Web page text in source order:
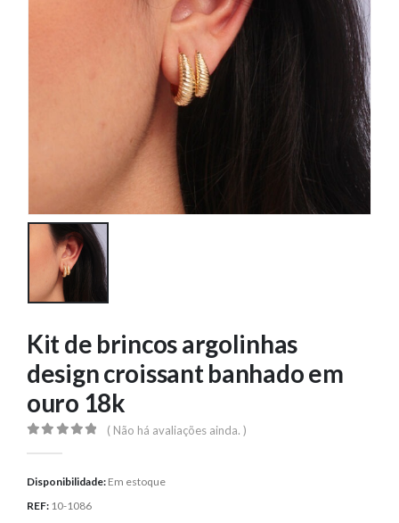
Kit de brincos argolinhas
design croissant banhado em
ouro 18k
( Não há avaliações ainda. )
Disponibilidade: Em estoque
REF: 10-1086